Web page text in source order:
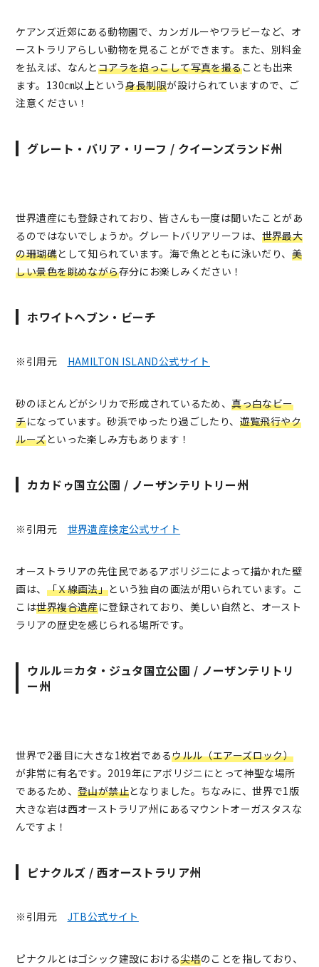
ケアンズ近郊にある動物園で、カンガルーやワラビーなど、オ
ーストラリアらしい動物を見ることができます。また、別料金
を払えば、なんとコアラを抱っこして写真を撮ることも出来
ます。130㎝以上という身長制限が設けられていますので、ご
注意ください！
グレート・バリア・リーフ / クイーンズランド州
世界遺産にも登録されており、皆さんも一度は聞いたことがあ
るのではないでしょうか。グレートバリアリーフは、 世界最大
の珊瑚礁として知られています。海で魚とともに泳いだり、 美
しい景色を眺めながら存分にお楽しみください！
ホワイトヘブン・ビーチ
※引用元 HAMILTON ISLAND公式サイト
砂のほとんどがシリカで形成されているため、真っ白なビー
チになっています。砂浜でゆったり過ごしたり、 遊覧飛行やク
ルーズといった楽しみ方もあります！
カカドゥ国立公園 / ノーザンテリトリー州
※引用元 世界遺産検定公式サイト
オーストラリアの先住民であるアボリジニによって描かれた壁
画は、 「Ｘ線画法」という独自の画法が用いられています。こ
こは世界複合遺産に登録されており、美しい自然と、オースト
ラリアの歴史を感じられる場所です。
ウルル＝カタ・ジュタ国立公園 / ノーザンテリトリ
ー州
世界で2番目に大きな1枚岩であるウルル（エアーズロック）
が非常に有名です。2019年にアボリジニにとって神聖な場所
であるため、 登山が禁止となりました。ちなみに、世界で1版
大きな岩は西オーストラリア州にあるマウントオーガスタスな
んですよ！
ピナクルズ / 西オーストラリア州
※引用元 JTB公式サイト
ピナクルとはゴシック建設における尖塔のことを指しており、